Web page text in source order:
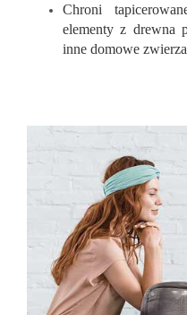
Chroni
elementy z drewna
inne domowe